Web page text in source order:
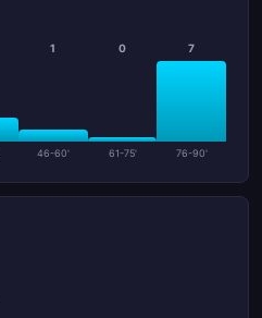
1
46-60'
0
61-75'
7
76-90'